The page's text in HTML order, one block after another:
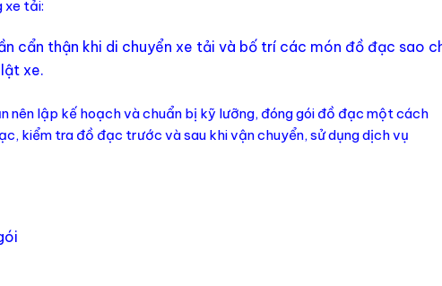
xe tải:
cẩn thận khi di chuyển xe tải và bố trí các món đồ đạc sao
xe.
nên lập kế hoạch và chuẩn bị kỹ lưỡng, đóng gói đồ đạc một cách
kiểm tra đồ đạc trước và sau khi vận chuyển, sử dụng dịch vụ